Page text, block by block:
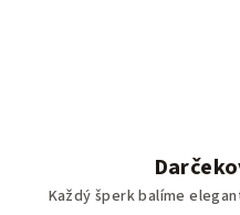
Každý šperk balíme